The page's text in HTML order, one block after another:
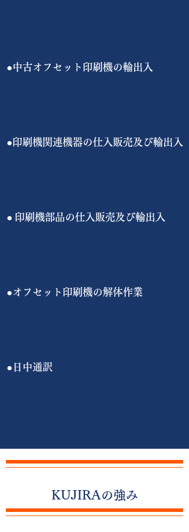
●中古オフセット印刷機の輸出入
​●印刷機関連機器の仕入販売及び輸出入
​● 印刷機部品の仕入販売及び輸出入
​●オフセット印刷機の解体作業
​●日中通訳
​​KUJIRAの強み